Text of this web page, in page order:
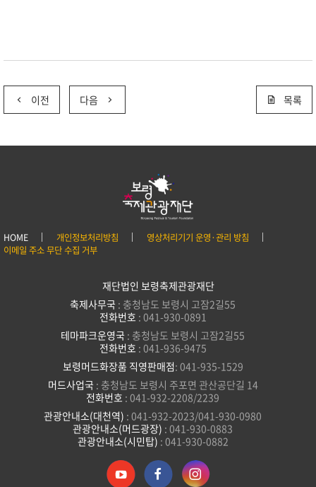
이전 다음 목록
HOME 개인정보처리방침
영상처리기기 운영·관리 방침
이메일 주소 무단 수집 거부
재단법인 보령축제관광재단
축제사무국 : 충청남도 보령시 고잠2길55
전화번호 : 041-930-0891
테마파크운영국 : 충청남도 보령시 고잠2길55
전화번호 : 041-936-9475
보령머드화장품 직영판매점: 041-935-1529
머드사업국 : 충청남도 보령시 주포면 관산공단길 14
전화번호 : 041-932-2208/2239
관광안내소(대천역) : 041-932-2023/041-930-0980
관광안내소(머드광장) : 041-930-0883
관광안내소(시민탑) : 041-930-0882